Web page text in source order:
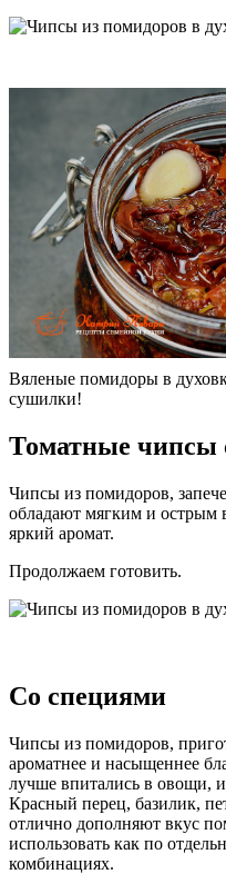
Вяленые помидоры в
сушилки!
Томатные чипсы
Чипсы из помидоров,
обладают мягким и
яркий аромат.
Продолжаем готовить.
Со специями
Чипсы из помидоров,
ароматнее и насыщеннее
лучше впитались в овощи,
Красный перец, базилик,
отлично дополняют вкус
использовать как по
комбинациях.